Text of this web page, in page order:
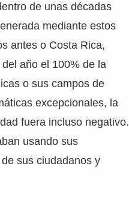
de unas décadas
mediante estos
antes o Costa Rica,
año el 100% de la
o sus campos de
excepcionales, la
fuera incluso negativo.
usando sus
sus ciudadanos y